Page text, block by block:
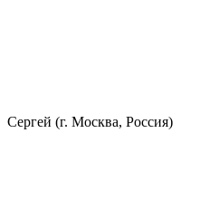
Сергей (г. Москва, Россия)